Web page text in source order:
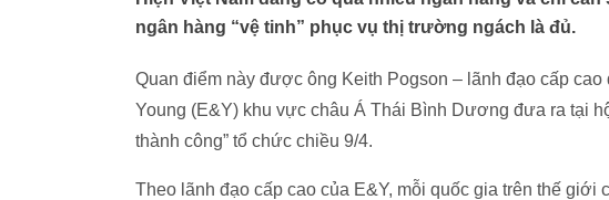
ngân hàng “vệ tinh” phục vụ thị trường ngách là đủ.
Quan điểm này được ông Keith Pogson – lãnh đạo cấp
Young (E&Y) khu vực châu Á Thái Bình Dương đưa ra tại
thành công” tổ chức chiều 9/4.
Theo lãnh đạo cấp cao của E&Y, mỗi quốc gia trên thế